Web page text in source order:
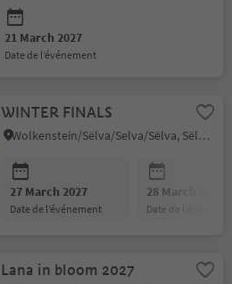
21 March 2027
date de l’événement
WINTER FINALS
Wolkenstein/Sëlva/Selva/Sëlva, Sëlva/Selva di Val Gardena, Dolomites Region Val Gardena
27 March 2027
date de l’événement
28 March 2027
date de
Lana in bloom 2027